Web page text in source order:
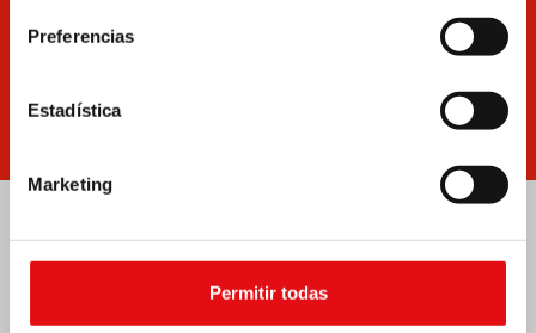
Preferencias
Estadística
Marketing
Permitir todas
Escríbenos